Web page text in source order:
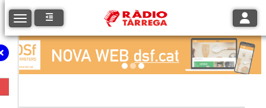
Toggle navigation